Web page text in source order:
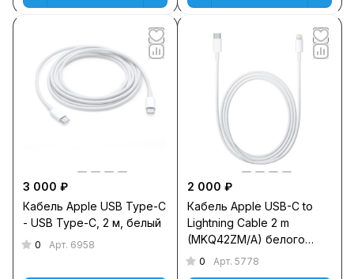
3 000 ₽
Кабель Apple USB Type-C
- USB Type-C, 2 м, белый
0 Арт. 6958
2 000 ₽
Кабель Apple USB-С to
Lightning Cable 2 m
(MKQ42ZM/A) белого
цвета
0 Арт. 5778